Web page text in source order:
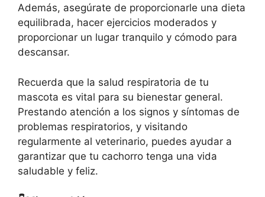
Además, asegúrate de proporcionarle una dieta
equilibrada, hacer ejercicios moderados y
proporcionar un lugar tranquilo y cómodo para
descansar.
Recuerda que la salud respiratoria de tu
mascota es vital para su bienestar general.
Prestando atención a los signos y síntomas de
problemas respiratorios, y visitando
regularmente al veterinario, puedes ayudar a
garantizar que tu cachorro tenga una vida
saludable y feliz.